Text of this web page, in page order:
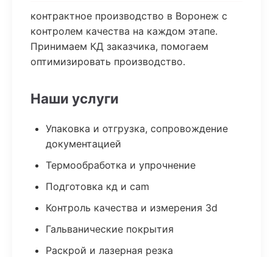
контрактное производство в Воронеж с
контролем качества на каждом этапе.
Принимаем КД заказчика, помогаем
оптимизировать производство.
Наши услуги
Упаковка и отгрузка, сопровождение
документацией
Термообработка и упрочнение
Подготовка кд и cam
Контроль качества и измерения 3d
Гальванические покрытия
Раскрой и лазерная резка